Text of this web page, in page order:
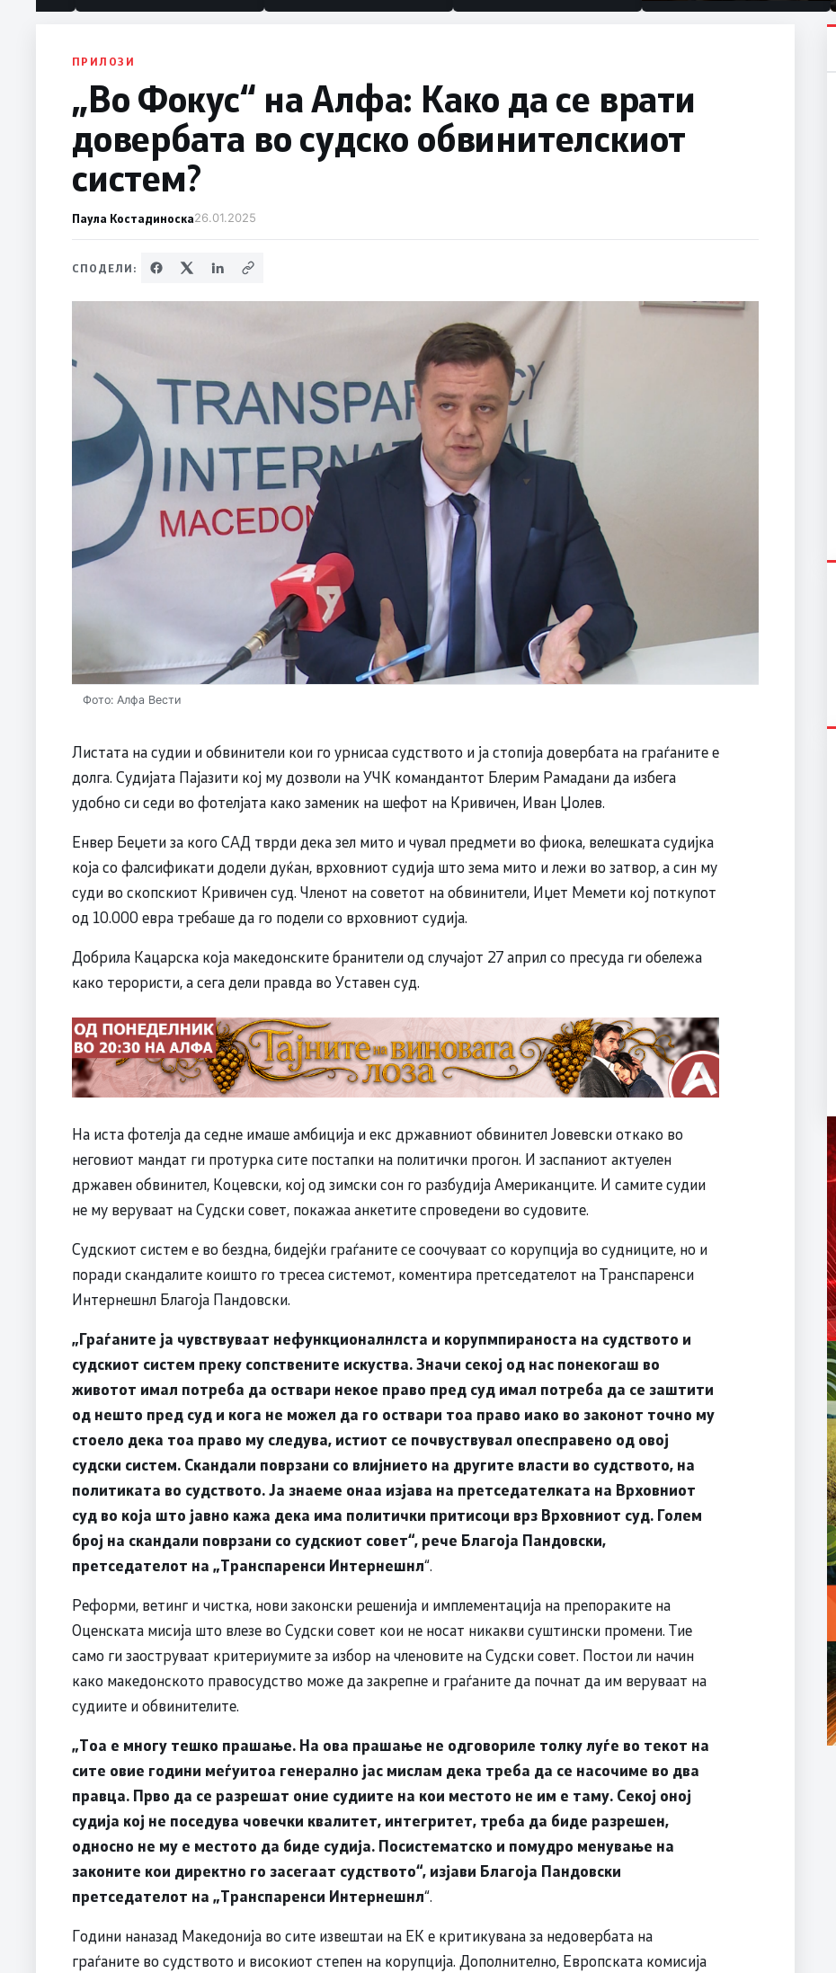
половина тунел во слепа
ПРИЛОЗИ
„Во Фокус“ на Алфа: Како да се врати
довербата во судско обвинителскиот
систем?
Паула Костадиноска26.01.2025
СПОДЕЛИ:
Фото: Алфа Вести
Листата на судии и обвинители кои го урнисаа судството и ја стопија довербата на граѓаните е
долга. Судијата Пајазити кој му дозволи на УЧК командантот Блерим Рамадани да избега
удобно си седи во фотелјата како заменик на шефот на Кривичен, Иван Џолев.
Енвер Беџети за кого САД тврди дека зел мито и чувал предмети во фиока, велешката судијка
која со фалсификати додели дуќан, врховниот судија што зема мито и лежи во затвор, а син му
суди во скопскиот Кривичен суд. Членот на советот на обвинители, Иџет Мемети кој поткупот
од 10.000 евра требаше да го подели со врховниот судија.
Добрила Кацарска која македонските бранители од случајот 27 април со пресуда ги обележа
како терористи, а сега дели правда во Уставен суд.
На иста фотелја да седне имаше амбиција и екс државниот обвинител Јовевски откако во
неговиот мандат ги протурка сите постапки на политички прогон. И заспаниот актуелен
државен обвинител, Коцевски, кој од зимски сон го разбудија Американците. И самите судии
не му веруваат на Судски совет, покажаа анкетите спроведени во судовите.
Судскиот систем е во бездна, бидејќи граѓаните се соочуваат со корупција во судниците, но и
поради скандалите коишто го тресеа системот, коментира претседателот на Транспаренси
Интернешнл Благоја Пандовски.
„Граѓаните ја чувствуваат нефункционалнлста и корупмпираноста на судството и
судскиот систем преку сопствените искуства. Значи секој од нас понекогаш во
животот имал потреба да оствари некое право пред суд имал потреба да се заштити
од нешто пред суд и кога не можел да го оствари тоа право иако во законот точно му
стоело дека тоа право му следува, истиот се почвуствувал опесправено од овој
судски систем. Скандали поврзани со влијнието на другите власти во судството, на
политиката во судството. Ја знаеме онаа изјава на претседателката на Врховниот
суд во која што јавно кажа дека има политички притисоци врз Врховниот суд. Голем
број на скандали поврзани со судскиот совет“, рече Благоја Пандовски,
претседателот на „Транспаренси Интернешнл“.
Реформи, ветинг и чистка, нови законски решенија и имплементација на препораките на
Оценската мисија што влезе во Судски совет кои не носат никакви суштински промени. Тие
само ги заоструваат критериумите за избор на членовите на Судски совет. Постои ли начин
како македонското правосудство може да закрепне и граѓаните да почнат да им веруваат на
судиите и обвинителите.
„Тоа е многу тешко прашање. На ова прашање не одговориле толку луѓе во текот на
сите овие години меѓуитоа генерално јас мислам дека треба да се насочиме во два
правца. Прво да се разрешат оние судиите на кои местото не им е таму. Секој оној
судија кој не поседува човечки квалитет, интегритет, треба да биде разрешен,
односно не му е местото да биде судија. Посистематско и помудро менување на
законите кои директно го засегаат судството“, изјави Благоја Пандовски
претседателот на „Транспаренси Интернешнл“.
Години наназад Македонија во сите извештаи на ЕК е критикувана за недовербата на
граѓаните во судството и високиот степен на корупција. Дополнително, Европската комисија